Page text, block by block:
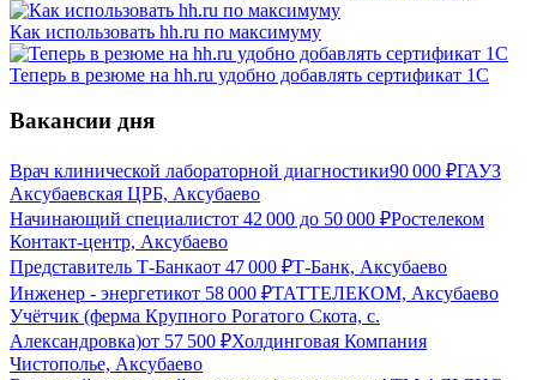
Как использовать hh.ru по максимуму
Теперь в резюме на hh.ru удобно добавлять сертификат 1С
Вакансии дня
Врач клинической лабораторной диагностики90 000 ₽ГАУЗ
Аксубаевская ЦРБ, Аксубаево
Начинающий специалистот 42 000 до 50 000 ₽Ростелеком
Контакт-центр, Аксубаево
Представитель Т-Банкаот 47 000 ₽Т-Банк, Аксубаево
Инженер - энергетикот 58 000 ₽ТАТТЕЛЕКОМ, Аксубаево
Учётчик (ферма Крупного Рогатого Скота, с.
Александровка)от 57 500 ₽Холдинговая Компания
Чистополье, Аксубаево